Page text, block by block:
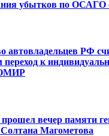
убытков по ОСАГО
автовладельцев РФ
к
вечер памяти
Магометова